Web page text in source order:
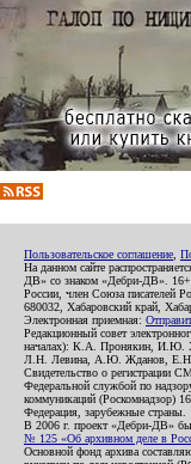
Пользовательское соглашение
На данном сайте
ДВ» со знаком «Дебри-ДВ».
России, член Союза писателей
680032, Хабаровский край,
Электронная приемная:
Редакционный совет
началах): К.А. Пронякин,
Л.Н. Левина, А.Ю. Жданов,
Свидетельство о регистрации
Федеральной службой по
коммуникаций (Роскомнадзор)
Федерация, зарубежные страны.
В 2006 г. проект «Дебри-ДВ»
№ 125 «Об архивном деле в
Основной фонд архива